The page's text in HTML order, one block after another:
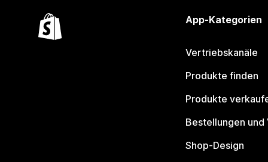
App-Kategorien
Vertriebskanäle
Produkte finden
Produkte
Bestellungen und
Shop-Design